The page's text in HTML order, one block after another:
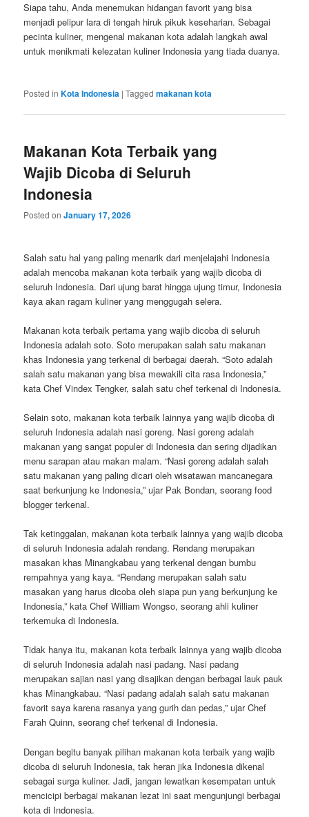
Siapa tahu, Anda menemukan hidangan favorit yang bisa
menjadi pelipur lara di tengah hiruk pikuk keseharian. Sebagai
pecinta kuliner, mengenal makanan kota adalah langkah awal
untuk menikmati kelezatan kuliner Indonesia yang tiada duanya.
Posted in Kota Indonesia |Tagged makanan kota
Makanan Kota Terbaik yang
Wajib Dicoba di Seluruh
Indonesia
Posted onJanuary 17, 2026
Salah satu hal yang paling menarik dari menjelajahi Indonesia
adalah mencoba makanan kota terbaik yang wajib dicoba di
seluruh Indonesia. Dari ujung barat hingga ujung timur, Indonesia
kaya akan ragam kuliner yang menggugah selera.
Makanan kota terbaik pertama yang wajib dicoba di seluruh
Indonesia adalah soto. Soto merupakan salah satu makanan
khas Indonesia yang terkenal di berbagai daerah. “Soto adalah
salah satu makanan yang bisa mewakili cita rasa Indonesia,”
kata Chef Vindex Tengker, salah satu chef terkenal di Indonesia.
Selain soto, makanan kota terbaik lainnya yang wajib dicoba di
seluruh Indonesia adalah nasi goreng. Nasi goreng adalah
makanan yang sangat populer di Indonesia dan sering dijadikan
menu sarapan atau makan malam. “Nasi goreng adalah salah
satu makanan yang paling dicari oleh wisatawan mancanegara
saat berkunjung ke Indonesia,” ujar Pak Bondan, seorang food
blogger terkenal.
Tak ketinggalan, makanan kota terbaik lainnya yang wajib dicoba
di seluruh Indonesia adalah rendang. Rendang merupakan
masakan khas Minangkabau yang terkenal dengan bumbu
rempahnya yang kaya. “Rendang merupakan salah satu
masakan yang harus dicoba oleh siapa pun yang berkunjung ke
Indonesia,” kata Chef William Wongso, seorang ahli kuliner
terkemuka di Indonesia.
Tidak hanya itu, makanan kota terbaik lainnya yang wajib dicoba
di seluruh Indonesia adalah nasi padang. Nasi padang
merupakan sajian nasi yang disajikan dengan berbagai lauk pauk
khas Minangkabau. “Nasi padang adalah salah satu makanan
favorit saya karena rasanya yang gurih dan pedas,” ujar Chef
Farah Quinn, seorang chef terkenal di Indonesia.
Dengan begitu banyak pilihan makanan kota terbaik yang wajib
dicoba di seluruh Indonesia, tak heran jika Indonesia dikenal
sebagai surga kuliner. Jadi, jangan lewatkan kesempatan untuk
mencicipi berbagai makanan lezat ini saat mengunjungi berbagai
kota di Indonesia.